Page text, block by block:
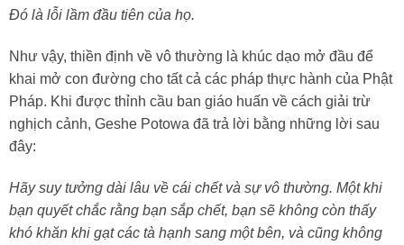
Đó là lỗi lầm đầu tiên của họ.
Như vậy, thiền định về vô thường là khúc dạo mở đầu để
khai mở con đường cho tất cả các pháp thực hành của Phật
Pháp. Khi được thỉnh cầu ban giáo huấn về cách giải trừ
nghịch cảnh, Geshe Potowa đã trả lời bằng những lời sau
đây:
Hãy suy tưởng dài lâu về cái chết và sự vô thường. Một khi
bạn quyết chắc rằng bạn sắp chết, bạn sẽ không còn thấy
khó khăn khi gạt các tà hạnh sang một bên, và cũng không